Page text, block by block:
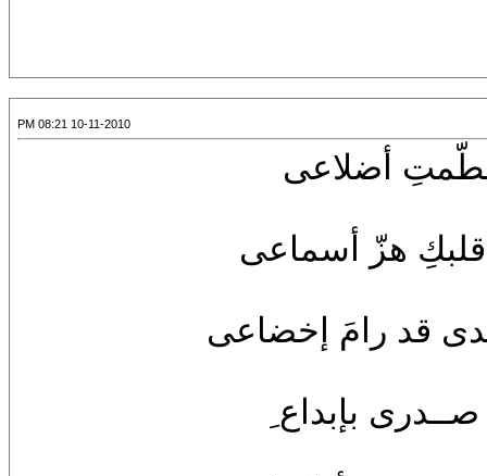
10-11-2010 08:21 PM
حطّمتِ أضلاعى
هزّ أسماعى
قد رامَ إخضاعى
بإبداع